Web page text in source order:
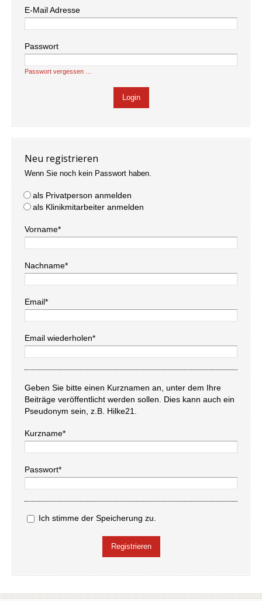
E-Mail Adresse
Passwort
Passwort vergessen …
Neu registrieren
Wenn Sie noch kein Passwort haben.
als Privatperson anmelden
als Klinikmitarbeiter anmelden
Vorname*
Nachname*
Email*
Email wiederholen*
Geben Sie bitte einen Kurznamen an, unter dem Ihre
Beiträge veröffentlicht werden sollen. Dies kann auch ein
Pseudonym sein, z.B. Hilke21.
Kurzname*
Passwort*
Ich stimme der Speicherung zu.